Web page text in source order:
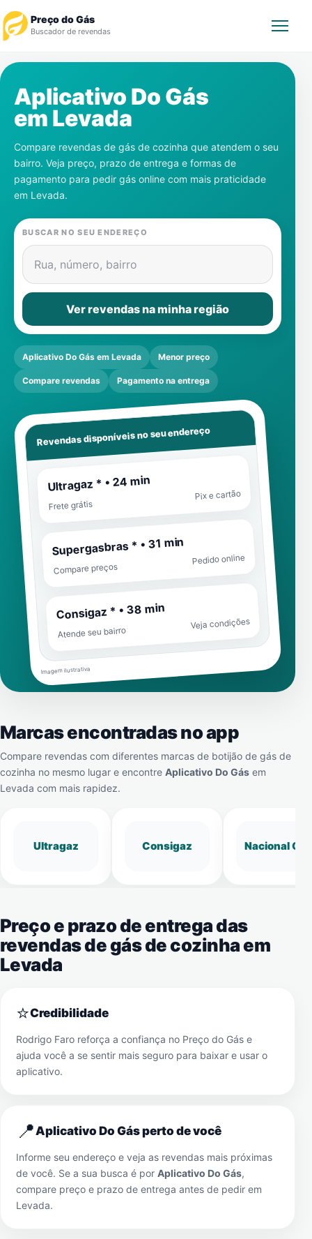
Preço do Gás
Buscador de revendas
Revendedor
Notícias
Cadastre-se
Gás
Contatos
Aplicativo Do Gás
em Levada
Compare revendas de gás de cozinha que atendem o seu
bairro. Veja preço, prazo de entrega e formas de
pagamento para pedir gás online com mais praticidade
em Levada.
BUSCAR NO SEU ENDEREÇO
Rua, número, bairro
Ver revendas na minha região
Aplicativo Do Gás em Levada Menor preço
Compare revendas Pagamento na entrega
Revendas disponíveis no seu endereço
Ultragaz * • 24 min
Frete grátis
Pix e cartão
Supergasbras * • 31 min
Compare preços
Pedido online
Consigaz * • 38 min
Atende seu bairro
Veja condições
Imagem ilustrativa
Marcas encontradas no app
Compare revendas com diferentes marcas de botijão de gás de
cozinha no mesmo lugar e encontre Aplicativo Do Gás em
Levada com mais rapidez.
Ultragaz Consigaz Nacional Gás
Preço e prazo de entrega das
revendas de gás de cozinha em
Levada
⭐Credibilidade
Rodrigo Faro reforça a confiança no Preço do Gás e
ajuda você a se sentir mais seguro para baixar e usar o
aplicativo.
📍Aplicativo Do Gás perto de você
Informe seu endereço e veja as revendas mais próximas
de você. Se a sua busca é por Aplicativo Do Gás,
compare preço e prazo de entrega antes de pedir em
Levada.